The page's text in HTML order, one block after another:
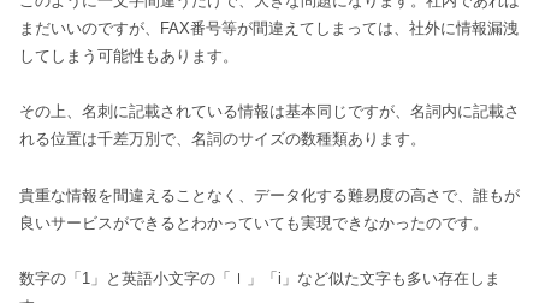
まだいいのですが、FAX番号等が間違えてしまっては、社外に情報漏洩
してしまう可能性もあります。
その上、名刺に記載されている情報は基本同じですが、名詞内に記載さ
れる位置は千差万別で、名詞のサイズの数種類あります。
貴重な情報を間違えることなく、データ化する難易度の高さで、誰もが
良いサービスができるとわかっていても実現できなかったのです。
数字の「1」と英語小文字の「ｌ」「i」など似た文字も多い存在しま